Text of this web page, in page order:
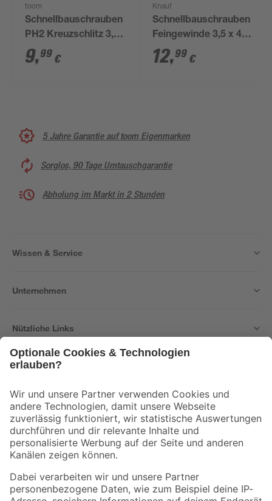
toom
Schnellbauschrauben
PH2 Kreuzschlitz 3,9
x 35 mm 300 Stück
9,99 €
Knauf
Schnellbauschrauben
Feingewinde 3,5 x 45
mm TN 250 Stück
12,99 €
5 Jahre Garantie auf toom Eigenmarken
Sorglos, 90 Tage Umtauschgarantie
Abholung im Markt in 2 Stunden
Wissen & Service
Unternehmen
Nützliche Links
Der toom Newsletter: Keine Angebote und Aktionen mehr verpassen!
Zur Newsletter Anmeldung
Folge uns